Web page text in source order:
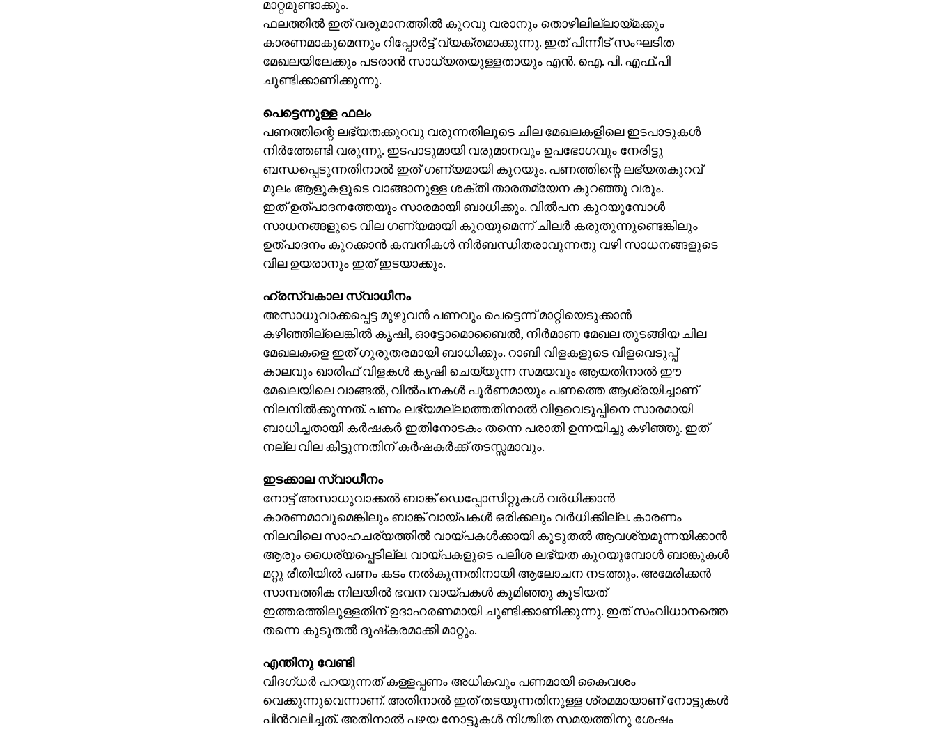
മാറ്റമുണ്ടാക്കും.
ഫലത്തില്‍ ഇത് വരുമാനത്തില്‍ കുറവു വരാനും തൊഴിലില്ലായ്മക്കും
കാരണമാകുമെന്നും റിപ്പോര്‍ട്ട് വ്യക്തമാക്കുന്നു. ഇത് പിന്നീട് സംഘടിത
മേഖലയിലേക്കും പടരാന്‍ സാധ്യതയുള്ളതായും എന്‍. ഐ. പി. എഫ്.പി
ചൂണ്ടിക്കാണിക്കുന്നു.
പെട്ടെന്നുള്ള ഫലം
പണത്തിന്റെ ലഭ്യതക്കുറവു വരുന്നതിലൂടെ ചില മേഖലകളിലെ ഇടപാടുകള്‍
നിര്‍ത്തേണ്ടി വരുന്നു. ഇടപാടുമായി വരുമാനവും ഉപഭോഗവും നേരിട്ടു
ബന്ധപ്പെടുന്നതിനാല്‍ ഇത് ഗണ്യമായി കുറയും. പണത്തിന്റെ ലഭ്യതകുറവ്
മൂലം ആളുകളുടെ വാങ്ങാനുള്ള ശക്തി താരതമ്യേന കുറഞ്ഞു വരും.
ഇത് ഉത്പാദനത്തേയും സാരമായി ബാധിക്കും. വില്‍പന കുറയുമ്പോള്‍
സാധനങ്ങളുടെ വില ഗണ്യമായി കുറയുമെന്ന് ചിലര്‍ കരുതുന്നുണ്ടെങ്കിലും
ഉത്പാദനം കുറക്കാന്‍ കമ്പനികള്‍ നിര്‍ബന്ധിതരാവുന്നതു വഴി സാധനങ്ങളുടെ
വില ഉയരാനും ഇത് ഇടയാക്കും.
ഹ്രസ്വകാല സ്വാധീനം
അസാധുവാക്കപ്പെട്ട മുഴുവന്‍ പണവും പെട്ടെന്ന് മാറ്റിയെടുക്കാന്‍
കഴിഞ്ഞില്ലെങ്കില്‍ കൃഷി, ഓട്ടോമൊബൈല്‍, നിര്‍മാണ മേഖല തുടങ്ങിയ ചില
മേഖലകളെ ഇത് ഗുരുതരമായി ബാധിക്കും. റാബി വിളകളുടെ വിളവെടുപ്പ്
കാലവും ഖാരിഫ് വിളകള്‍ കൃഷി ചെയ്യുന്ന സമയവും ആയതിനാല്‍ ഈ
മേഖലയിലെ വാങ്ങല്‍, വില്‍പനകള്‍ പൂര്‍ണമായും പണത്തെ ആശ്രയിച്ചാണ്
നിലനില്‍ക്കുന്നത്. പണം ലഭ്യമല്ലാത്തതിനാല്‍ വിളവെടുപ്പിനെ സാരമായി
ബാധിച്ചതായി കര്‍ഷകര്‍ ഇതിനോടകം തന്നെ പരാതി ഉന്നയിച്ചു കഴിഞ്ഞു. ഇത്
നല്ല വില കിട്ടുന്നതിന് കര്‍ഷകര്‍ക്ക് തടസ്സമാവും.
ഇടക്കാല സ്വാധീനം
നോട്ട് അസാധുവാക്കല്‍ ബാങ്ക് ഡെപ്പോസിറ്റുകള്‍ വര്‍ധിക്കാന്‍
കാരണമാവുമെങ്കിലും ബാങ്ക് വായ്പകള്‍ ഒരിക്കലും വര്‍ധിക്കില്ല. കാരണം
നിലവിലെ സാഹചര്യത്തില്‍ വായ്പകള്‍ക്കായി കൂടുതല്‍ ആവശ്യമുന്നയിക്കാന്‍
ആരും ധൈര്യപ്പെടില്ല. വായ്പകളുടെ പലിശ ലഭ്യത കുറയുമ്പോള്‍ ബാങ്കുകള്‍
മറ്റു രീതിയില്‍ പണം കടം നല്‍കുന്നതിനായി ആലോചന നടത്തും. അമേരിക്കന്‍
സാമ്പത്തിക നിലയില്‍ ഭവന വായ്പകള്‍ കുമിഞ്ഞു കൂടിയത്
ഇത്തരത്തിലുള്ളതിന് ഉദാഹരണമായി ചൂണ്ടിക്കാണിക്കുന്നു. ഇത് സംവിധാനത്തെ
തന്നെ കൂടുതല്‍ ദുഷ്‌കരമാക്കി മാറ്റും.
എന്തിനു വേണ്ടി
വിദഗ്ധര്‍ പറയുന്നത് കള്ളപ്പണം അധികവും പണമായി കൈവശം
വെക്കുന്നുവെന്നാണ്. അതിനാല്‍ ഇത് തടയുന്നതിനുള്ള ശ്രമമായാണ് നോട്ടുകള്‍
പിന്‍വലിച്ചത്. അതിനാല്‍ പഴയ നോട്ടുകള്‍ നിശ്ചിത സമയത്തിനു ശേഷം